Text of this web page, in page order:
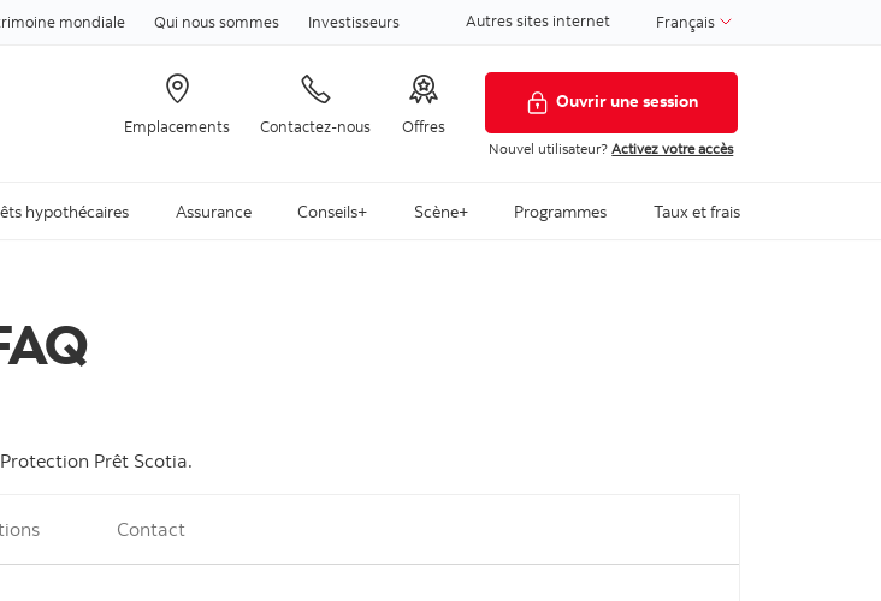
au contenu
mondiale Qui nous sommes Investisseurs Autres sites internet Français
Emplacements Contactez-nous Offres
Ouvrir une session
Nouvel utilisateur?Activez votre accès
hypothécaires Assurance Conseils+ Scène+ Programmes Taux et frais
Prêt Scotia.
Contact